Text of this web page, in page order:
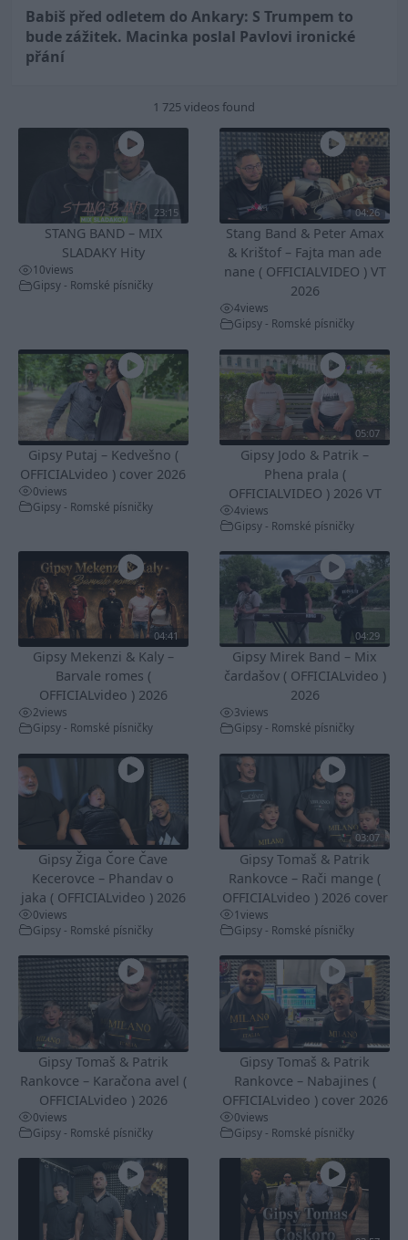
Babiš před odletem do Ankary: S Trumpem to
bude zážitek. Macinka poslal Pavlovi ironické
přání
1 725 videos found
23:15
STANG BAND – MIX
SLADAKY Hity
10views
Gipsy - Romské písničky
04:26
Stang Band & Peter Amax
& Krištof – Fajta man ade
nane ( OFFICIALVIDEO ) VT
2026
4views
Gipsy - Romské písničky
Gipsy Putaj – Kedvešno (
OFFICIALvideo ) cover 2026
0views
Gipsy - Romské písničky
05:07
Gipsy Jodo & Patrik –
Phena prala (
OFFICIALVIDEO ) 2026 VT
4views
Gipsy - Romské písničky
04:41
Gipsy Mekenzi & Kaly –
Barvale romes (
OFFICIALvideo ) 2026
2views
Gipsy - Romské písničky
04:29
Gipsy Mirek Band – Mix
čardašov ( OFFICIALvideo )
2026
3views
Gipsy - Romské písničky
Gipsy Žiga Čore Čave
Kecerovce – Phandav o
jaka ( OFFICIALvideo ) 2026
0views
Gipsy - Romské písničky
03:07
Gipsy Tomaš & Patrik
Rankovce – Rači mange (
OFFICIALvideo ) 2026 cover
1views
Gipsy - Romské písničky
Gipsy Tomaš & Patrik
Rankovce – Karačona avel (
OFFICIALvideo ) 2026
0views
Gipsy - Romské písničky
Gipsy Tomaš & Patrik
Rankovce – Nabajines (
OFFICIALvideo ) cover 2026
0views
Gipsy - Romské písničky